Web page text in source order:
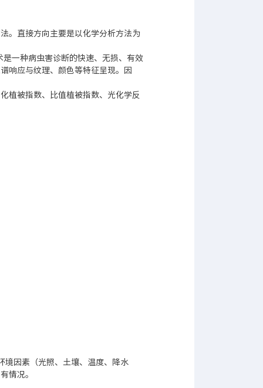
。直接方向主要是以化学分析方法为
一种病虫害诊断的快速、无损、有效
响应与纹理、颜色等特征呈现。因
植被指数、比值植被指数、光化学反
境因素（光照、土壤、温度、降水
情况。